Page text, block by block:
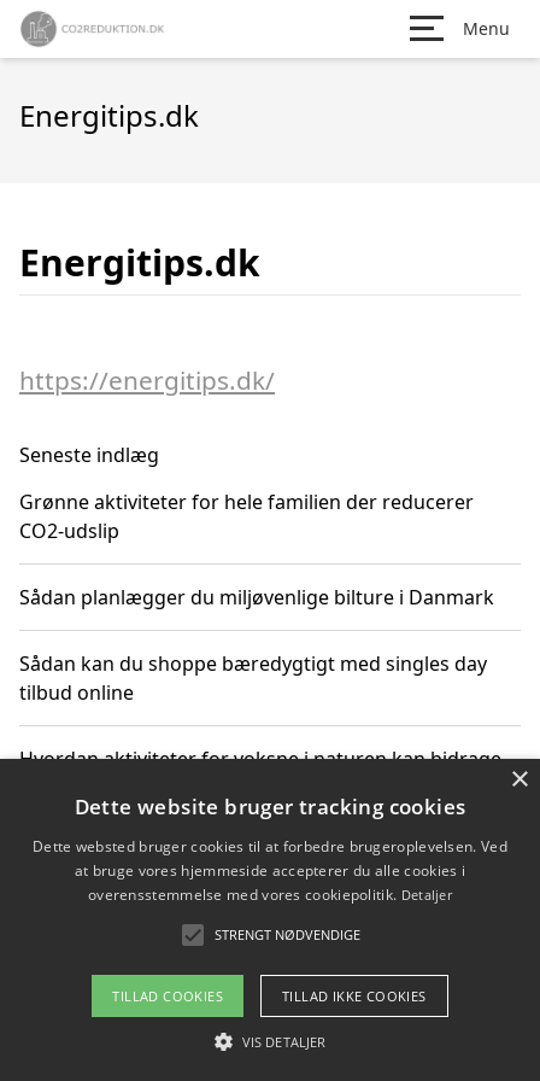
Menu
Energitips.dk
Energitips.dk
https://energitips.dk/
Seneste indlæg
Grønne aktiviteter for hele familien der reducerer
CO2-udslip
Sådan planlægger du miljøvenlige bilture i Danmark
Sådan kan du shoppe bæredygtigt med singles day
tilbud online
Hvordan aktiviteter for voksne i naturen kan bidrage
Sådan planlægger du dine vigtige datoer for CO2-
reduktion
Copyright 2026 - Pilanto Aps
Om / kontakt
×
Dette website bruger tracking cookies
Dette websted bruger cookies til at forbedre brugeroplevelsen. Ved
at bruge vores hjemmeside accepterer du alle cookies i
overensstemmelse med vores cookiepolitik. Detaljer
STRENGT NØDVENDIGE
TILLAD COOKIES TILLAD IKKE COOKIES
VIS DETALJER